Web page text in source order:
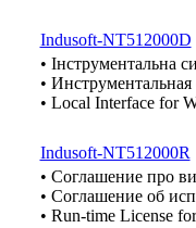
Indusoft-NT512000D
• Інструментальна
•
• Local Interface for
Indusoft-NT512000R
• Cоглашение про
• Cоглашение об
• Run-time License